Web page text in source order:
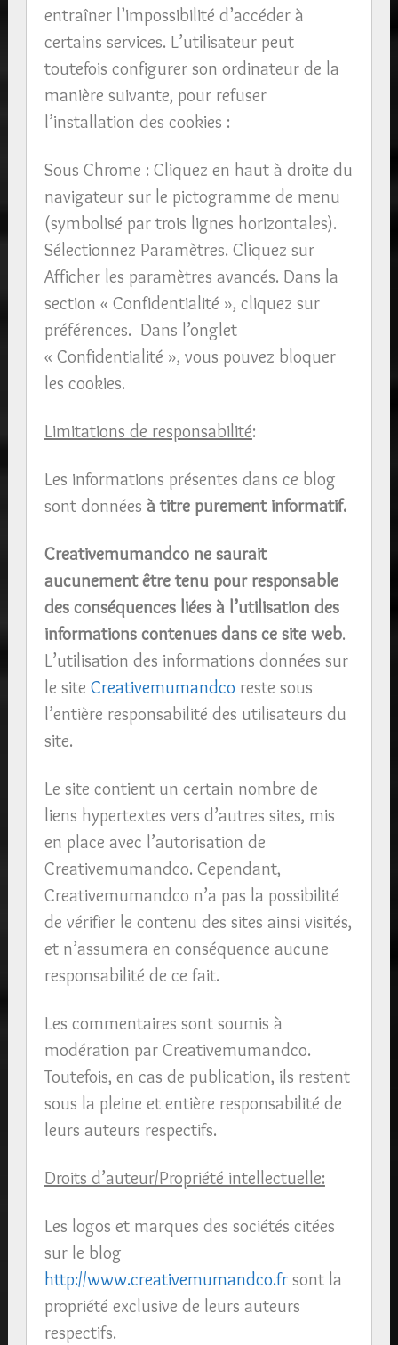
entraîner l’impossibilité d’accéder à
certains services. L’utilisateur peut
toutefois configurer son ordinateur de la
manière suivante, pour refuser
l’installation des cookies :
Sous Chrome : Cliquez en haut à droite du
navigateur sur le pictogramme de menu
(symbolisé par trois lignes horizontales).
Sélectionnez Paramètres. Cliquez sur
Afficher les paramètres avancés. Dans la
section « Confidentialité », cliquez sur
préférences. Dans l’onglet
« Confidentialité », vous pouvez bloquer
les cookies.
Limitations de responsabilité:
Les informations présentes dans ce blog
sont données à titre purement informatif.
Creativemumandco ne saurait
aucunement être tenu pour responsable
des conséquences liées à l’utilisation des
informations contenues dans ce site web.
L’utilisation des informations données sur
le site Creativemumandco reste sous
l’entière responsabilité des utilisateurs du
site.
Le site contient un certain nombre de
liens hypertextes vers d’autres sites, mis
en place avec l’autorisation de
Creativemumandco. Cependant,
Creativemumandco n’a pas la possibilité
de vérifier le contenu des sites ainsi visités,
et n’assumera en conséquence aucune
responsabilité de ce fait.
Les commentaires sont soumis à
modération par Creativemumandco.
Toutefois, en cas de publication, ils restent
sous la pleine et entière responsabilité de
leurs auteurs respectifs.
Droits d’auteur/Propriété intellectuelle:
Les logos et marques des sociétés citées
sur le blog
http://www.creativemumandco.frsont la
propriété exclusive de leurs auteurs
respectifs.